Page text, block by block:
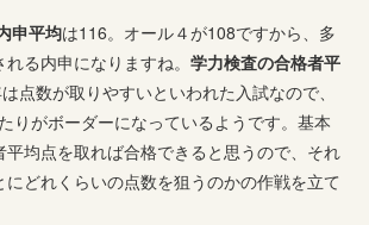
申平均は116。オール４が108ですから、多
れる内申になりますね。学力検査の合格者平
点数が取りやすいといわれた入試なので、
りがボーダーになっているようです。基本
平均点を取れば合格できると思うので、それ
どれくらいの点数を狙うのかの作戦を立て